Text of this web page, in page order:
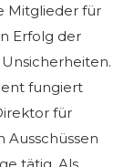
Mitglieder für
Erfolg der
fungiert
für
Ausschüssen